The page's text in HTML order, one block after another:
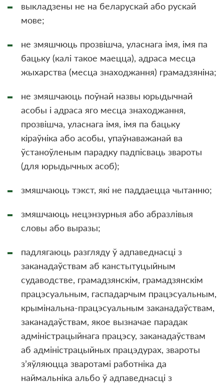
выкладзены не на беларускай або рускай
мове;
не змяшчюць прозвішча, уласнага імя, імя па
бацьку (калі такое маецца), адраса месца
жыхарства (месца знаходжання) грамадзяніна;
не змяшчаюць поўнай назвы юрыдычнай
асобы і адраса яго месца знаходжання,
прозвiшча, уласнага iмя, iмя па бацьку
кіраўніка або асобы, упаўнаважанай ва
ўстаноўленым парадку падпісваць звароты
(для юрыдычных асоб);
змяшчаюць тэкст, які не паддаецца чытанню;
змяшчаюць нецэнзурныя або абразлівыя
словы або выразы;
падлягаюць разгляду ў адпаведнасці з
заканадаўствам аб канстытуцыйным
судаводстве, грамадзянскім, грамадзянскiм
працэсуальным, гаспадарчым працэсуальным,
крымінальна-працэсуальным заканадаўствам,
заканадаўствам, якое вызначае парадак
адміністрацыйнага працэсу, заканадаўствам
аб адміністрацыйных працэдурах, звароты
з’яўляюцца зваротамі работніка да
наймальніка альбо ў адпаведнасці з